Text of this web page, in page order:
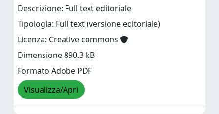
Descrizione: Full text editoriale
Tipologia: Full text (versione editoriale)
Licenza: Creative commons
Dimensione 890.3 kB
Formato Adobe PDF
Visualizza/Apri